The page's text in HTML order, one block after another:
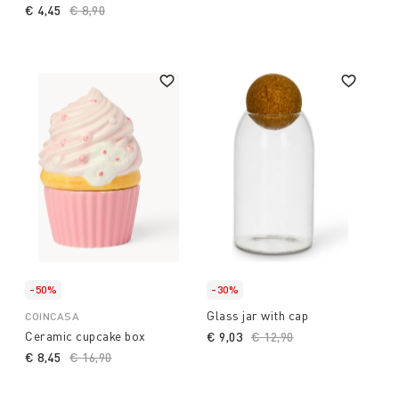
Price reduced from
€ 8,90
€ 4,45
-50%
COINCASA
Ceramic cupcake box
Price reduced from
€ 16,90to
€ 8,45
-30%
Glass jar with cap
Price reduced from
€ 12,90to
€ 9,03